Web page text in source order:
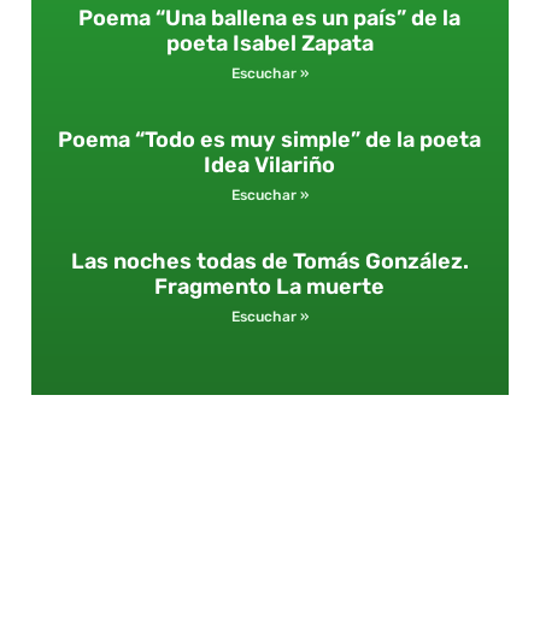
Poema “Una ballena es un país” de la
poeta Isabel Zapata
Escuchar »
Poema “Todo es muy simple” de la poeta
Idea Vilariño
Escuchar »
Las noches todas de Tomás González.
Fragmento La muerte
Escuchar »